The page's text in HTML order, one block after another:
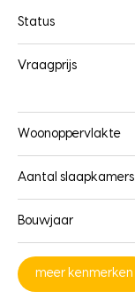
Status
Vraagprijs
Woonoppervlakte
Aantal slaapkamers
Bouwjaar
meer kenmerken